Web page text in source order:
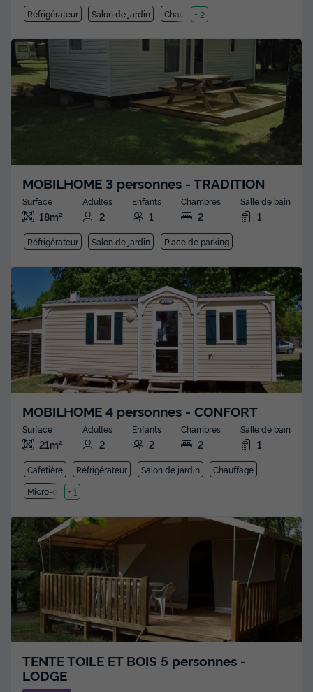
Réfrigérateur
Salon de jardin Chauffage
+ 2
MOBILHOME 3 personnes - TRADITION
Surface
18m²
Adultes
2
Enfants
1
Chambres
2
Salle de bain
1
Réfrigérateur Salon de jardin Place de parking
MOBILHOME 4 personnes - CONFORT
Surface
21m²
Adultes
2
Enfants
2
Chambres
2
Salle de bain
1
Cafetière Réfrigérateur Salon de jardin
Chauffage
Micro-ondes
+ 1
TENTE TOILE ET BOIS 5 personnes -
LODGE